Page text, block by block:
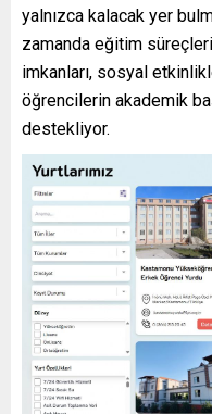
yalnızca kalacak yer
zamanda eğitim
imkanları, sosyal
öğrencilerin akademik
destekliyor.